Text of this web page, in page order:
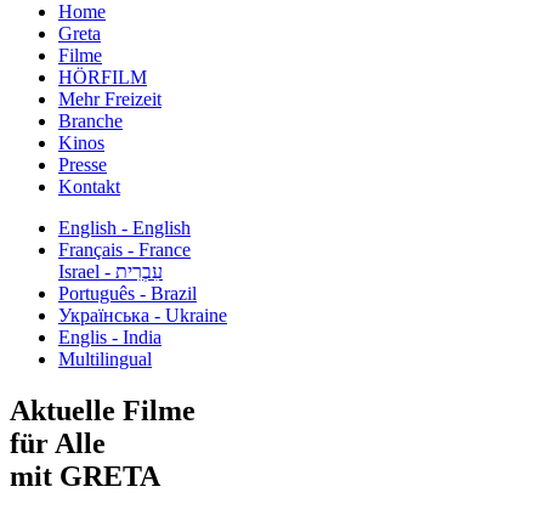
Home
Greta
Filme
HÖRFILM
Mehr Freizeit
Branche
Kinos
Presse
Kontakt
English - English
Français - France
עִבְרִית - Israel
Português - Brazil
Українська - Ukraine
Englis - India
Multilingual
Aktuelle Filme
für Alle
mit GRETA